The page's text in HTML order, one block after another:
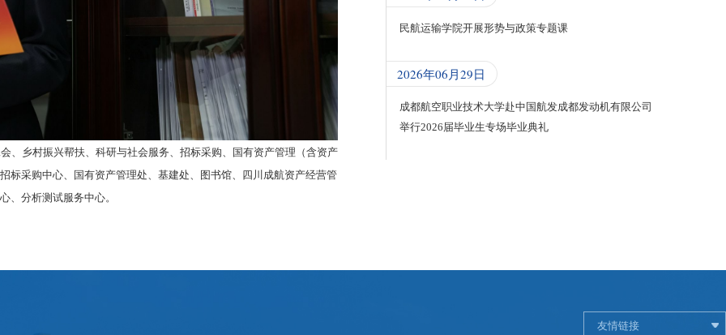
、乡村振兴帮扶、科研与社会服务、招标采购、国有资产管理（含资产
标采购中心、国有资产管理处、基建处、图书馆、四川成航资产经营管
、分析测试服务中心。
民航运输学院开展形势与政策专题课
2026年06月29日
成都航空职业技术大学赴中国航发成都发动机有限公司
举行2026届毕业生专场毕业典礼
友情链接